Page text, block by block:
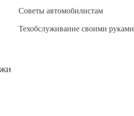
Советы автомобилистам
Техобслуживание своими руками